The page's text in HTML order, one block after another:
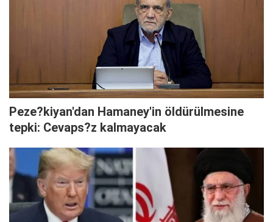
Peze?kiyan'dan Hamaney'in öldürülmesine
tepki: Cevaps?z kalmayacak